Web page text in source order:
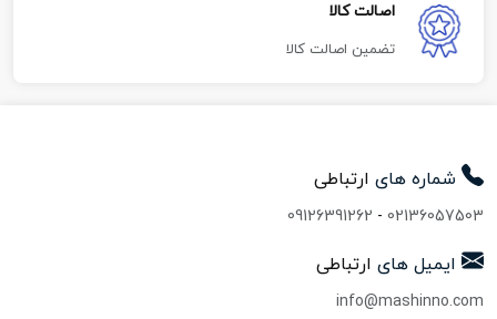
اصالت کالا
تضمین اصالت کالا
شماره های ارتباطی
02136057503
-
09126391262
ایمیل های ارتباطی
info@mashinno.com